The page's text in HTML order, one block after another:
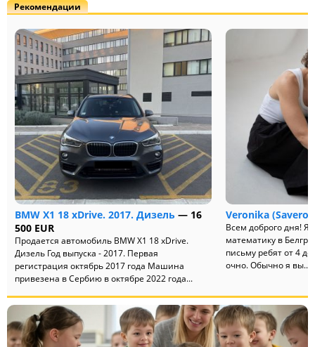
Рекомендации
BMW X1 18 xDrive. 2017. Дизель — 16
500 EUR
Продается автомобиль BMW X1 18 xDrive.
Дизель Год выпуска - 2017. Первая
регистрация октябрь 2017 года Машина
привезена в Сербию в октябре 2022 года...
Veronika
Всем доброго дня! Я
математику в
письму ребят от 4
очно. Обычно я вы...